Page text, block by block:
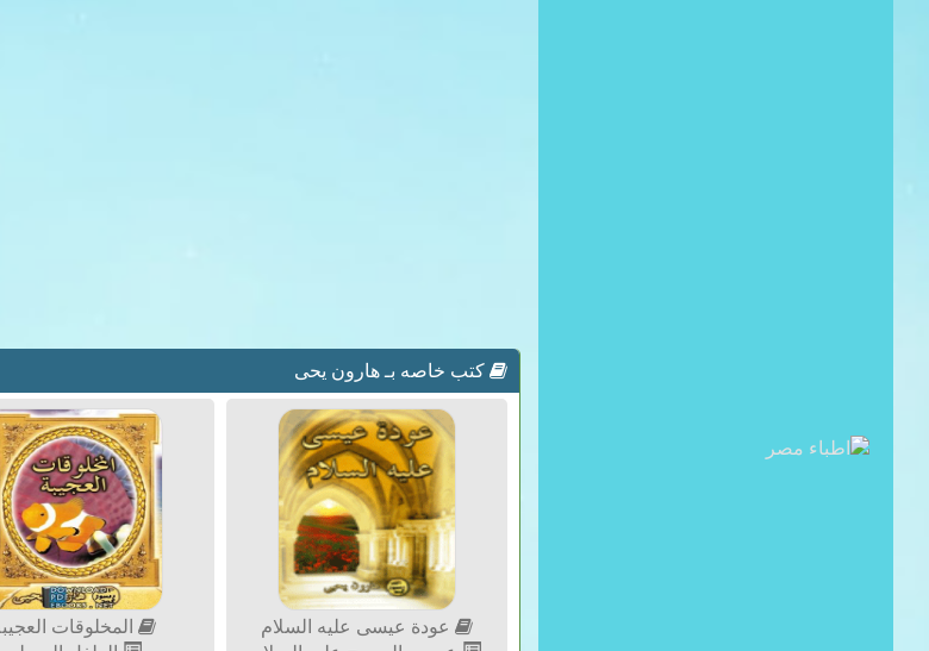
كتب خاصه بـ هارون يحى
عودة عيسى عليه السلام
المخلوقات